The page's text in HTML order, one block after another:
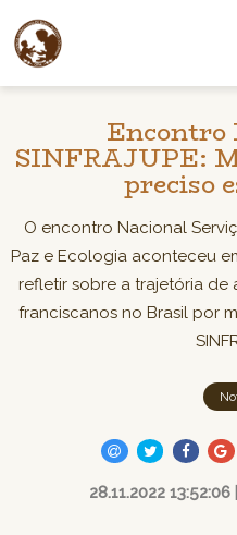
Encontro
SINFRAJUPE:
preciso
O encontro Nacional
Paz e Ecologia aconteceu
refletir sobre a trajetória de
franciscanos no Brasil por
28.11.2022